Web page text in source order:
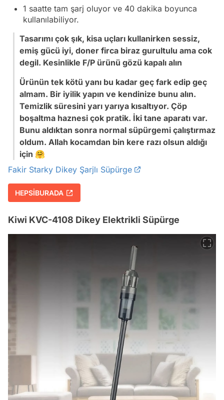
1 saatte tam şarj oluyor ve 40 dakika boyunca
kullanılabiliyor.
Tasarımı çok şık, kisa uçları kullanirken sessiz,
emiş gücü iyi, doner firca biraz gurultulu ama cok
degil. Kesinlikle F/P ürünü gözü kapalı alın
Ürünün tek kötü yanı bu kadar geç fark edip geç
almam. Bir iyilik yapın ve kendinize bunu alın.
Temizlik süresini yarı yarıya kısaltıyor. Çöp
boşaltma haznesi çok pratik. İki tane aparatı var.
Bunu aldıktan sonra normal süpürgemi çalıştırmaz
oldum. Allah kocamdan bin kere razı olsun aldığı
için 🤗
Fakir Starky Dikey Şarjlı Süpürge
HEPSİBURADA
Kiwi KVC-4108 Dikey Elektrikli Süpürge